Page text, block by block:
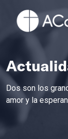
Dos son los
amor y la